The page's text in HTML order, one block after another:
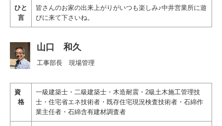
ひと
言
皆さんのお家の出来上がりがいつも楽しみ♪中井営業所に遊
びに来て下さいね。
山口 和久
工事部長 現場管理
資
格
一級建築士・二級建築士・木造耐震・2級土木施工管理技
士・住宅省エネ技術者・既存住宅現況検査技術者・ 石綿作
業主任者・石綿含有建材調査者